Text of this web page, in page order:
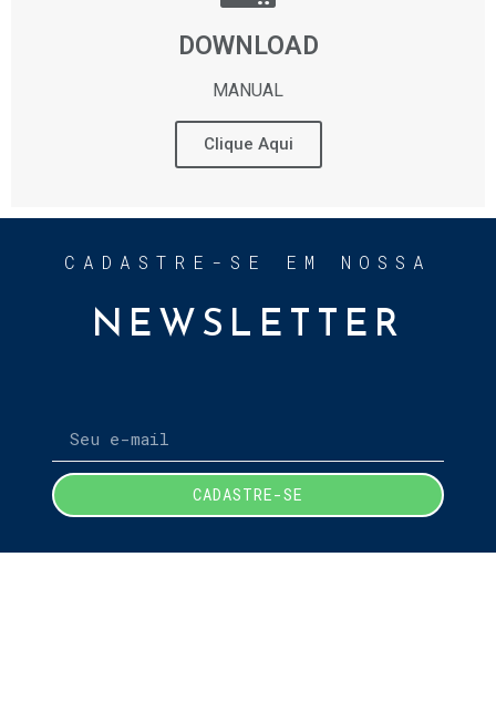
DOWNLOAD
MANUAL
Clique Aqui
CADASTRE-SE EM NOSSA
NEWSLETTER
CADASTRE-SE